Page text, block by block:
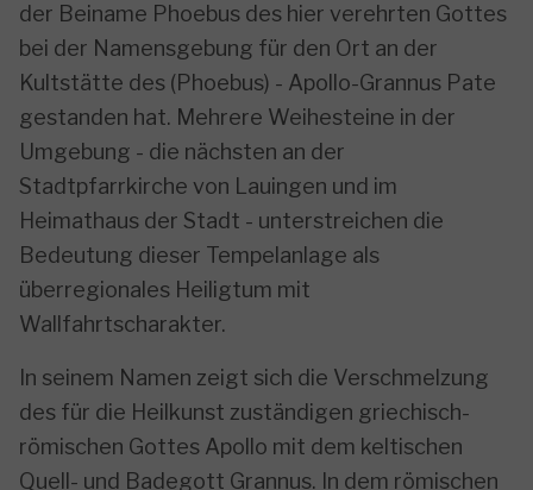
der Beiname Phoebus des hier verehrten Gottes
bei der Namensgebung für den Ort an der
Kultstätte des (Phoebus) - Apollo-Grannus Pate
gestanden hat. Mehrere Weihesteine in der
Umgebung - die nächsten an der
Stadtpfarrkirche von Lauingen und im
Heimathaus der Stadt - unterstreichen die
Bedeutung dieser Tempelanlage als
überregionales Heiligtum mit
Wallfahrtscharakter.
In seinem Namen zeigt sich die Verschmelzung
des für die Heilkunst zuständigen griechisch-
römischen Gottes Apollo mit dem keltischen
Quell- und Badegott Grannus. In dem römischen